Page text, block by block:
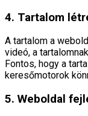
4. Tartalom
A tartalom a
videó, a
Fontos, hogy a
keresőmotorok
5. Weboldal